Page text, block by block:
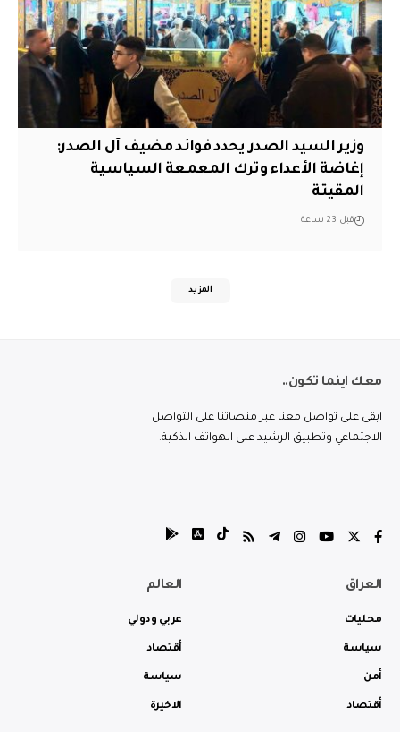
وزير السيد الصدر يحدد فوائد مضيف آل الصدر:
إغاضة الأعداء وترك المعمعة السياسية
المقيتة
قبل 23 ساعة
المزيد
معك اينما تكون..
ابقى على تواصل معنا عبر منصاتنا على التواصل
الاجتماعي وتطبيق الرشيد على الهواتف الذكية.
العراق
محليات
سياسة
أمن
أقتصاد
العالم
عربي ودولي
أقتصاد
سياسة
الاخيرة